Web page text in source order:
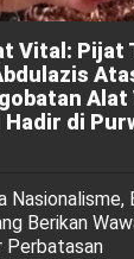
Vital: Pijat
di
Nasionalisme,
Berikan
Perbatasan